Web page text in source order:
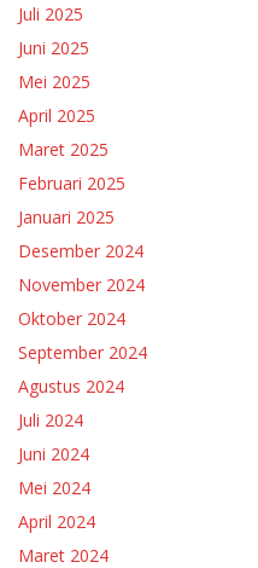
Juli 2025
Juni 2025
Mei 2025
April 2025
Maret 2025
Februari 2025
Januari 2025
Desember 2024
November 2024
Oktober 2024
September 2024
Agustus 2024
Juli 2024
Juni 2024
Mei 2024
April 2024
Maret 2024